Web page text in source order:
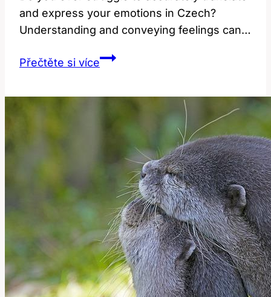
and express your emotions in Czech?
Understanding and conveying feelings can…
Přečtěte si víceFeeling:
Emoce?